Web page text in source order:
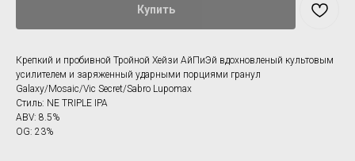
Купить
Крепкий и пробивной Тройной Хейзи АйПиЭй вдохновленый культовым
усилителем и заряженный ударными порциями гранул
Galaxy/Mosaic/Vic Secret/Sabro Lupomax
Стиль: NE TRIPLE IPA
ABV: 8.5%
OG: 23%